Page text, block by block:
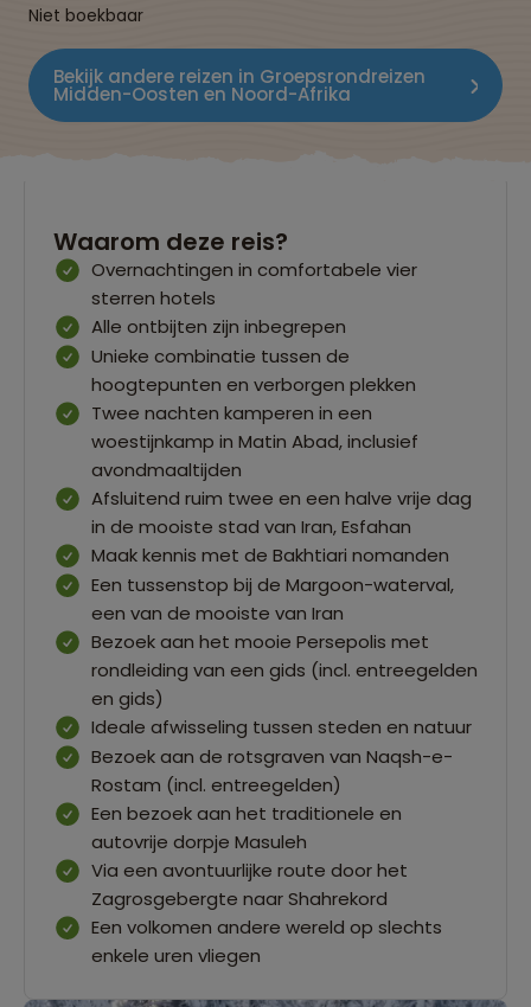
Niet boekbaar
Bekijk andere reizen in Groepsrondreizen
Midden-Oosten en Noord-Afrika
Waarom deze reis?
Overnachtingen in comfortabele vier
sterren hotels
Alle ontbijten zijn inbegrepen
Unieke combinatie tussen de
hoogtepunten en verborgen plekken
Twee nachten kamperen in een
woestijnkamp in Matin Abad, inclusief
avondmaaltijden
Afsluitend ruim twee en een halve vrije dag
in de mooiste stad van Iran, Esfahan
Maak kennis met de Bakhtiari nomanden
Een tussenstop bij de Margoon-waterval,
een van de mooiste van Iran
Bezoek aan het mooie Persepolis met
rondleiding van een gids (incl. entreegelden
en gids)
Ideale afwisseling tussen steden en natuur
Bezoek aan de rotsgraven van Naqsh-e-
Rostam (incl. entreegelden)
Een bezoek aan het traditionele en
autovrije dorpje Masuleh
Via een avontuurlijke route door het
Zagrosgebergte naar Shahrekord
Een volkomen andere wereld op slechts
enkele uren vliegen